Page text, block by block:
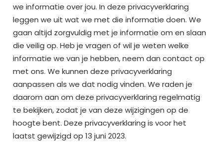
we informatie over jou. In deze privacyverklaring
leggen we uit wat we met die informatie doen. We
gaan altijd zorgvuldig met je informatie om en slaan
die veilig op. Heb je vragen of wil je weten welke
informatie we van je hebben, neem dan contact op
met ons. We kunnen deze privacyverklaring
aanpassen als we dat nodig vinden. We raden je
daarom aan om deze privacyverklaring regelmatig
te bekijken, zodat je van deze wijzigingen op de
hoogte bent. Deze privacyverklaring is voor het
laatst gewijzigd op 13 juni 2023.